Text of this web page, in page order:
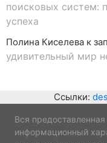
поисковых систем:
успеха
Полина Киселева к
удивительный мир
Ссылки:
Вся
информационный